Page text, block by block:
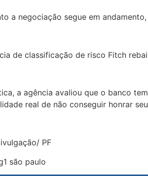
a negociação segue em
de classificação de risco Fitch
a agência avaliou que o banco
real de não conseguir honrar
PF
são paulo